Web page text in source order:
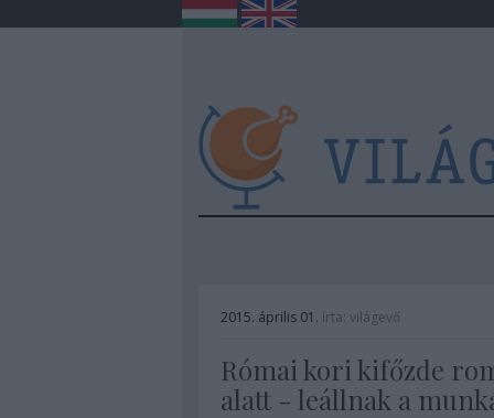
2015. április 01. írta: világevő
Római kori kifőzde
alatt - leállnak a